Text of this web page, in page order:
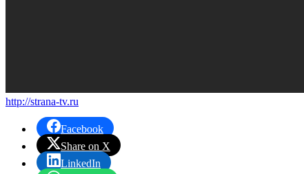
http://strana-tv.ru
Facebook
Share on X
LinkedIn